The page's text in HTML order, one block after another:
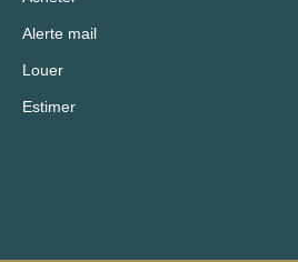
Alerte mail
Louer
Estimer